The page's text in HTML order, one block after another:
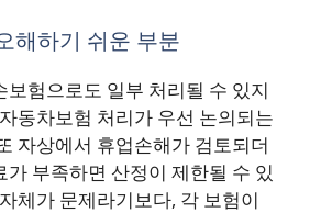
해하기 쉬운 부분
보험으로도 일부 처리될 수 있지
동차보험 처리가 우선 논의되는
자상에서 휴업손해가 검토되더
가 부족하면 산정이 제한될 수 있
체가 문제라기보다, 각 보험이